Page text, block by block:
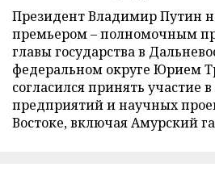
Президент Владимир Путин
премьером – полномочным
главы государства в
федеральном округе Юрием
согласился принять участие
предприятий и научных
Востоке, включая Амурский